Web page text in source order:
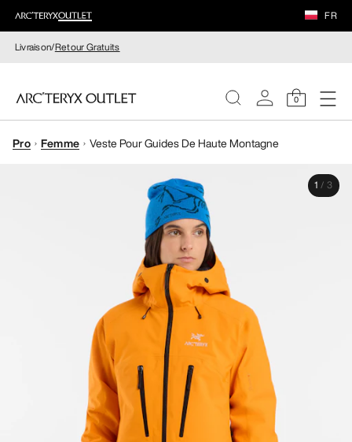
FR
Livraison/Retour Gratuits
0
FEMME
Pro Femme Veste Pour Guides De Haute Montagne
1 / 3